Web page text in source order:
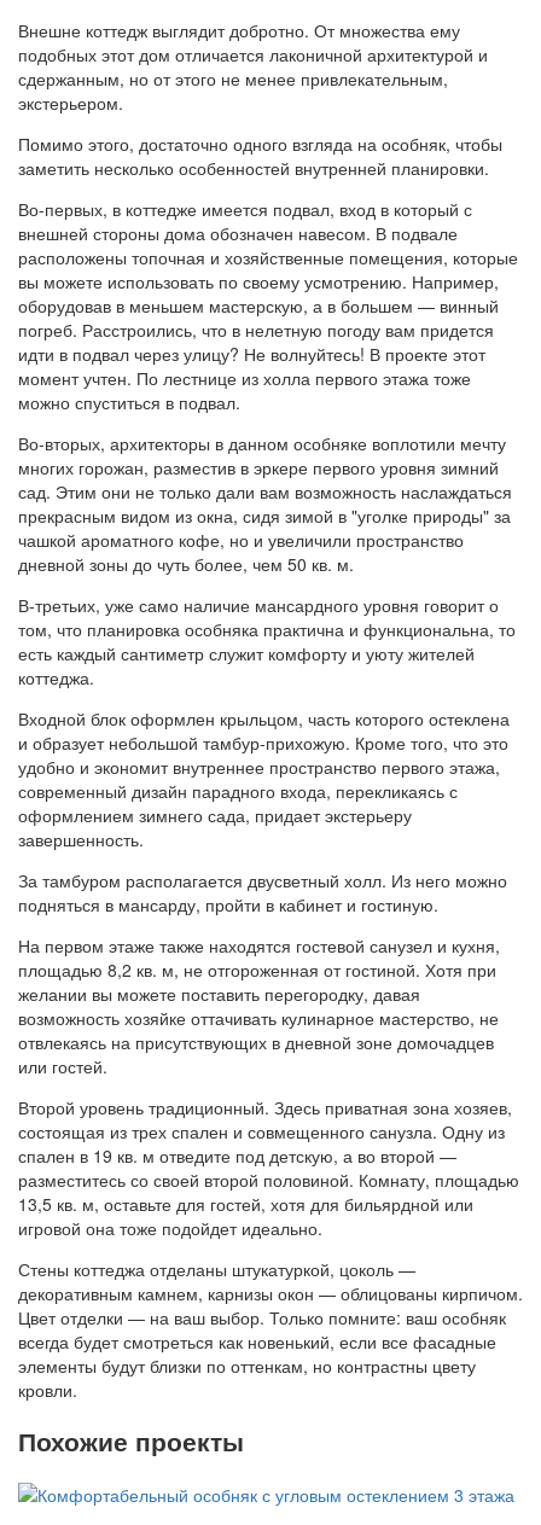
Внешне коттедж выглядит добротно. От множества ему
подобных этот дом отличается лаконичной архитектурой и
сдержанным, но от этого не менее привлекательным,
экстерьером.
Помимо этого, достаточно одного взгляда на особняк, чтобы
заметить несколько особенностей внутренней планировки.
Во-первых, в коттедже имеется подвал, вход в который с
внешней стороны дома обозначен навесом. В подвале
расположены топочная и хозяйственные помещения, которые
вы можете использовать по своему усмотрению. Например,
оборудовав в меньшем мастерскую, а в большем — винный
погреб. Расстроились, что в нелетную погоду вам придется
идти в подвал через улицу? Не волнуйтесь! В проекте этот
момент учтен. По лестнице из холла первого этажа тоже
можно спуститься в подвал.
Во-вторых, архитекторы в данном особняке воплотили мечту
многих горожан, разместив в эркере первого уровня зимний
сад. Этим они не только дали вам возможность наслаждаться
прекрасным видом из окна, сидя зимой в "уголке природы" за
чашкой ароматного кофе, но и увеличили пространство
дневной зоны до чуть более, чем 50 кв. м.
В-третьих, уже само наличие мансардного уровня говорит о
том, что планировка особняка практична и функциональна, то
есть каждый сантиметр служит комфорту и уюту жителей
коттеджа.
Входной блок оформлен крыльцом, часть которого остеклена
и образует небольшой тамбур-прихожую. Кроме того, что это
удобно и экономит внутреннее пространство первого этажа,
современный дизайн парадного входа, перекликаясь с
оформлением зимнего сада, придает экстерьеру
завершенность.
За тамбуром располагается двусветный холл. Из него можно
подняться в мансарду, пройти в кабинет и гостиную.
На первом этаже также находятся гостевой санузел и кухня,
площадью 8,2 кв. м, не отгороженная от гостиной. Хотя при
желании вы можете поставить перегородку, давая
возможность хозяйке оттачивать кулинарное мастерство, не
отвлекаясь на присутствующих в дневной зоне домочадцев
или гостей.
Второй уровень традиционный. Здесь приватная зона хозяев,
состоящая из трех спален и совмещенного санузла. Одну из
спален в 19 кв. м отведите под детскую, а во второй —
разместитесь со своей второй половиной. Комнату, площадью
13,5 кв. м, оставьте для гостей, хотя для бильярдной или
игровой она тоже подойдет идеально.
Стены коттеджа отделаны штукатуркой, цоколь —
декоративным камнем, карнизы окон — облицованы кирпичом.
Цвет отделки — на ваш выбор. Только помните: ваш особняк
всегда будет смотреться как новенький, если все фасадные
элементы будут близки по оттенкам, но контрастны цвету
кровли.
Похожие проекты